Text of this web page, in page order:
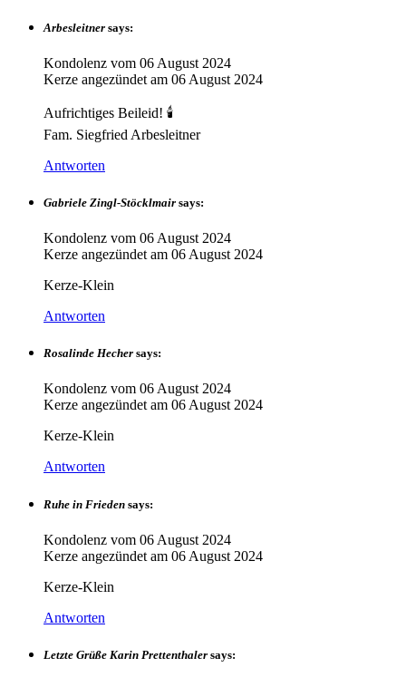
Arbesleitner says:
Kondolenz vom 06 August 2024
Kerze angezündet am 06 August 2024
Aufrichtiges Beileid! 🕯️
Fam. Siegfried Arbesleitner
Antworten
Gabriele Zingl-Stöcklmair says:
Kondolenz vom 06 August 2024
Kerze angezündet am 06 August 2024
Kerze-Klein
Antworten
Rosalinde Hecher says:
Kondolenz vom 06 August 2024
Kerze angezündet am 06 August 2024
Kerze-Klein
Antworten
Ruhe in Frieden says:
Kondolenz vom 06 August 2024
Kerze angezündet am 06 August 2024
Kerze-Klein
Antworten
Letzte Grüße Karin Prettenthaler says: